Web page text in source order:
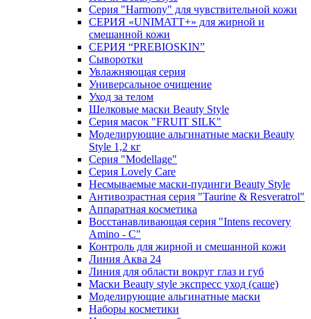
Серия "Harmony" для чувствительной кожи
СЕРИЯ «UNIMATT+» для жирной и
смешанной кожи
СЕРИЯ “PREBIOSKIN”
Сыворотки
Увлажняющая серия
Универсальное очищение
Уход за телом
Шелковые маски Beauty Style
Серия масок "FRUIT SILK"
Моделирующие альгинатные маски Beauty
Style 1,2 кг
Серия "Modellage"
Cерия Lovely Care
Несмываемые маски-пудинги Beauty Style
Антивозрастная серия "Taurine & Resveratrol"
Аппаратная косметика
Восстанавливающая серия "Intens recovery
Amino - C"
Контроль для жирной и смешанной кожи
Линия Аква 24
Линия для области вокруг глаз и губ
Маски Beauty style экспресс уход (саше)
Моделирующие альгинатные маски
Наборы косметики